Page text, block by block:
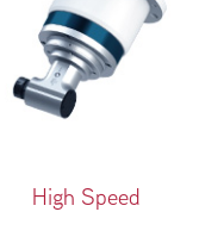
High Speed